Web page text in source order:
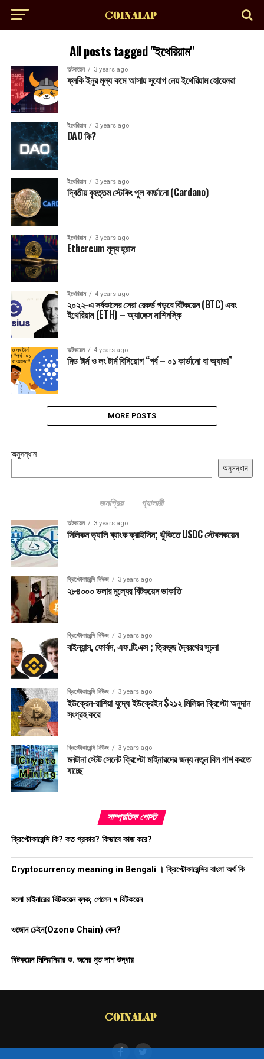
All posts tagged "ইথেরিয়াম"
অল্টকয়েন 3 years ago
ফ্লকি ইনুর মূল্য কমে আসায় সুযোগ নেয় ইথেরিয়াম হোয়েলরা
ইথেরিয়াম 3 years ago
DAO কি?
ইথেরিয়াম 3 years ago
দ্বিতীয় বৃহত্তম স্টেকিং পুল কার্ডানো (Cardano)
ইথেরিয়াম 3 years ago
Ethereum মূল্য হ্রাস
ইথেরিয়াম 4 years ago
২০২২-এ সর্বকালের সেরা রেকর্ড গড়বে বিটকয়েন (BTC) এবং
ইথেরিয়াম (ETH) – অ্যালেক্স মাশিনস্কি
অল্টকয়েন 4 years ago
মিড টার্ম ও লং টার্ম বিনিয়োগ “পর্ব – ০১ কার্ডানো বা অ্যাডা”
MORE POSTS
অনুসন্ধান
অনুসন্ধান
জনপ্রিয় গ্যালারী
অল্টকয়েন 3 years ago
সিলিকন ভ্যালি ব্যাংক ক্রাইসিস; ঝুঁকিতে USDC স্টেবলকয়েন
ক্রিপ্টোকারেন্সি নিউজ 3 years ago
২৮৪০০০ ডলার মূল্যের বিটকয়েন ডাকাতি
ক্রিপ্টোকারেন্সি নিউজ 3 years ago
বাইন্যান্স, ফোর্বস, এফ.টি.এক্স ; ত্রিভূজ দ্বৈরথের সূচনা
ক্রিপ্টোকারেন্সি নিউজ 3 years ago
ইউক্রেন-রাশিয়া যুদ্ধে ইউক্রেইন $২১২ মিলিয়ন ক্রিপ্টো অনুদান
সংগ্রহ করে
ক্রিপ্টোকারেন্সি নিউজ 3 years ago
মনটানা স্টেট সেনেট ক্রিপ্টো মাইনারদের জন্য নতুন বিল পাশ করতে
যাচ্ছে
সাম্প্রতিক পোস্ট
ক্রিপ্টোকারেন্সি কি? কত প্রকার? কিভাবে কাজ করে?
Cryptocurrency meaning in Bengali । ক্রিপ্টোকারেন্সির বাংলা অর্থ কি
সলো মাইনারের বিটকয়েন ব্লক; পেলেন ৭ বিটকয়েন
ওজোন চেইন(Ozone Chain) কেন?
বিটকয়েন মিলিয়নিয়ার ড. জনের মৃত লাশ উদ্ধার